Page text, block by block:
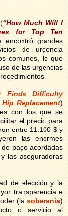
“How Much Will I
for Top Ten
encontró grandes
de urgencia
comunes, lo que
de las urgencias
Finds Difficulty
Replacement)
con los que se
el precio para
entre 11.100 $ y
las enormes
pago acordadas
las aseguradoras
de elección y la
transparencia e
(la soberanía)
o servicio al